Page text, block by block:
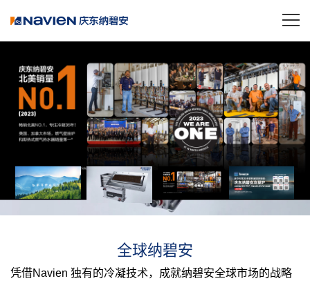
全球纳碧安
凭借Navien 独有的冷凝技术，成就纳碧安全球市场的战略